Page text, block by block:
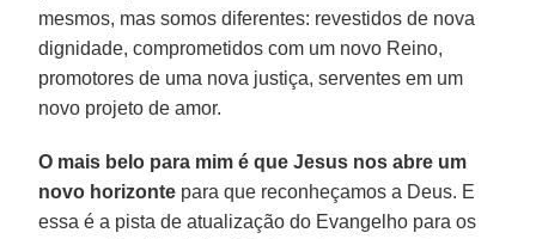
mesmos, mas somos diferentes: revestidos de nova
dignidade, comprometidos com um novo Reino,
promotores de uma nova justiça, serventes em um
novo projeto de amor.
O mais belo para mim é que Jesus nos abre um
novo horizonte para que reconheçamos a Deus. E
essa é a pista de atualização do Evangelho para os